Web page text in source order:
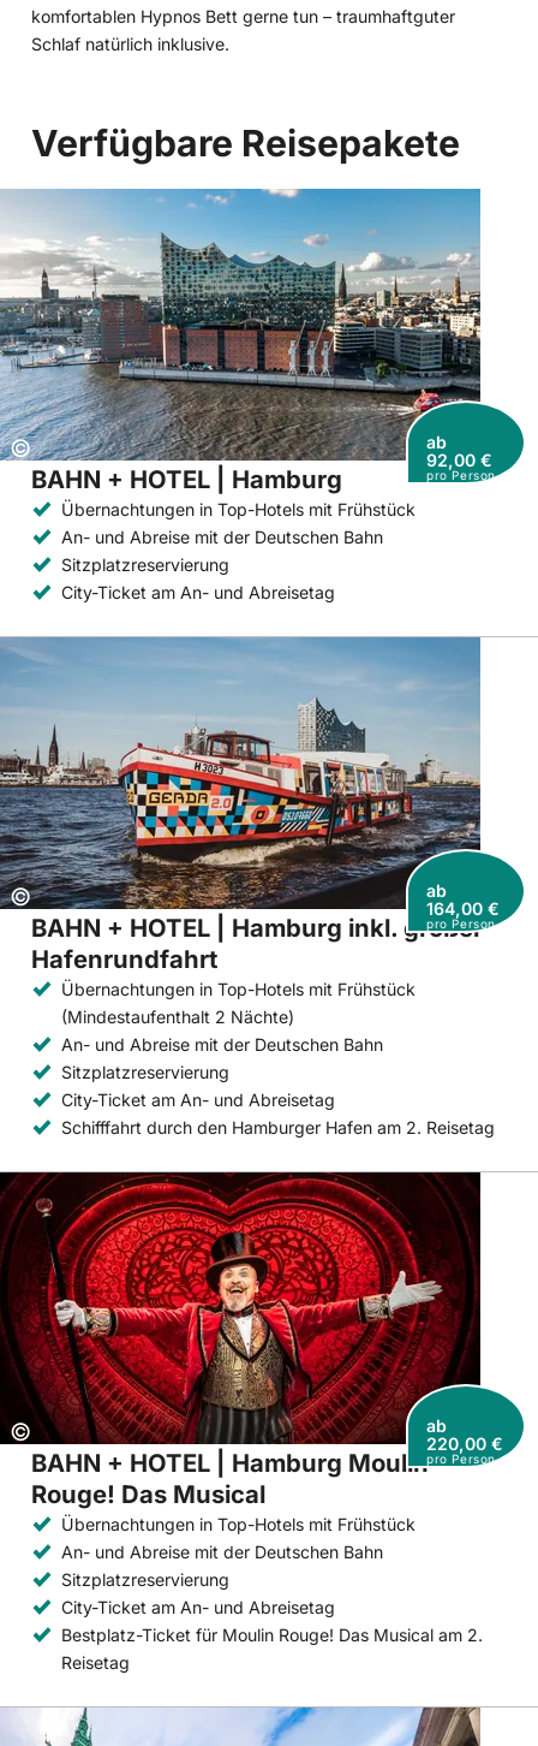
komfortablen Hypnos Bett gerne tun – traumhaftguter
Schlaf natürlich inklusive.
Verfügbare Reisepakete
Copyright:
©
ab
92,00 €
pro Person
BAHN + HOTEL | Hamburg
Übernachtungen in Top-Hotels mit Frühstück
An- und Abreise mit der Deutschen Bahn
Sitzplatzreservierung
City-Ticket am An- und Abreisetag
Copyright:
©
ab
164,00 €
pro Person
BAHN + HOTEL | Hamburg inkl. großer
Hafenrundfahrt
Übernachtungen in Top-Hotels mit Frühstück
(Mindestaufenthalt 2 Nächte)
An- und Abreise mit der Deutschen Bahn
Sitzplatzreservierung
City-Ticket am An- und Abreisetag
Schifffahrt durch den Hamburger Hafen am 2. Reisetag
Copyright:
©
ab
220,00 €
pro Person
BAHN + HOTEL | Hamburg Moulin
Rouge! Das Musical
Übernachtungen in Top-Hotels mit Frühstück
An- und Abreise mit der Deutschen Bahn
Sitzplatzreservierung
City-Ticket am An- und Abreisetag
Bestplatz-Ticket für Moulin Rouge! Das Musical am 2.
Reisetag